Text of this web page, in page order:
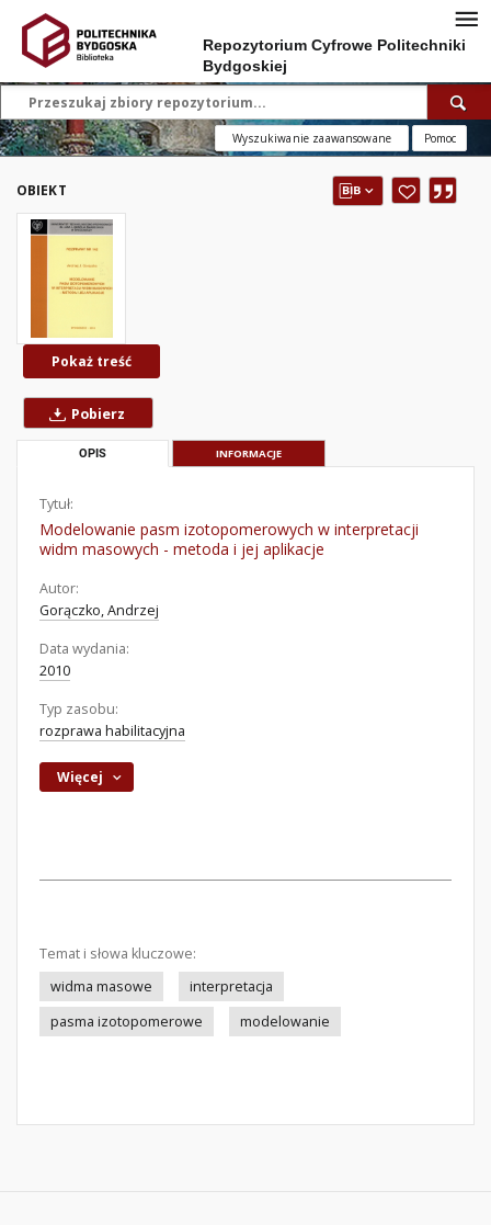
Repozytorium Cyfrowe Politechniki
Bydgoskiej
Wyszukiwanie zaawansowane Pomoc
OBIEKT
Pokaż treść
Pobierz
OPIS INFORMACJE
Tytuł:
Modelowanie pasm izotopomerowych w interpretacji
widm masowych - metoda i jej aplikacje
Autor:
Gorączko, Andrzej
Data wydania:
2010
Typ zasobu:
rozprawa habilitacyjna
Więcej
Temat i słowa kluczowe:
widma masowe
interpretacja
pasma izotopomerowe
modelowanie